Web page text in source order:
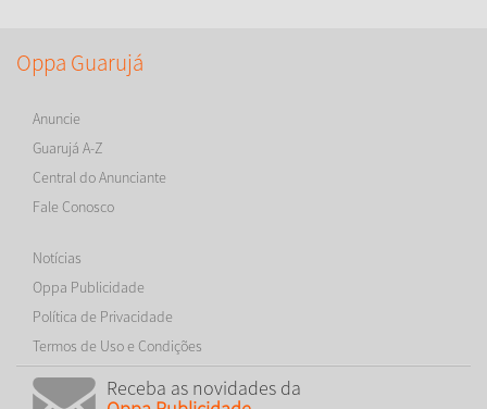
Oppa Guarujá
Anuncie
Guarujá A-Z
Central do Anunciante
Fale Conosco
Notícias
Oppa Publicidade
Política de Privacidade
Termos de Uso e Condições
Receba as novidades da